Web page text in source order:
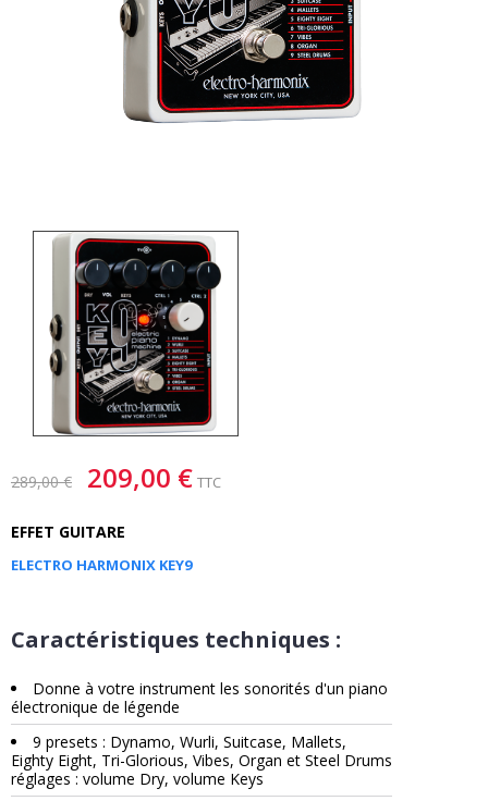
289,00 € 209,00 € TTC
EFFET GUITARE
ELECTRO HARMONIX KEY9
Caractéristiques techniques :
Donne à votre instrument les sonorités d'un piano
électronique de légende
9 presets : Dynamo, Wurli, Suitcase, Mallets,
Eighty Eight, Tri-Glorious, Vibes, Organ et Steel Drums
réglages : volume Dry, volume Keys